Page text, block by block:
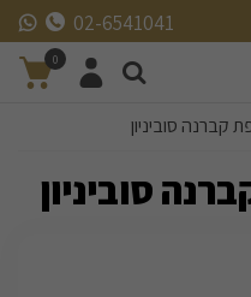
02-6541041
0
קברנה סוביניון
סוביניון